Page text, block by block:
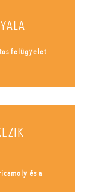
felügyelet
és a